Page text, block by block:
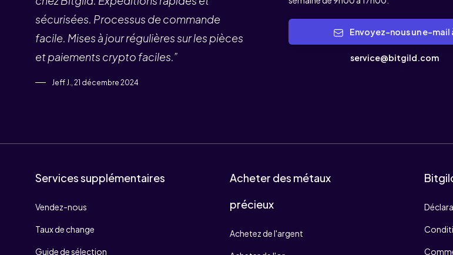
sécurisées. Processus de commande
facile. Mises à jour régulières sur les pièces
et paiements crypto faciles.”
Jeff J., 21 décembre 2024
service@bitgild.com
Services supplémentaires
Vendez-nous
Taux de change
Guide de sélection
Acheter des métaux
précieux
Achetez de l'argent